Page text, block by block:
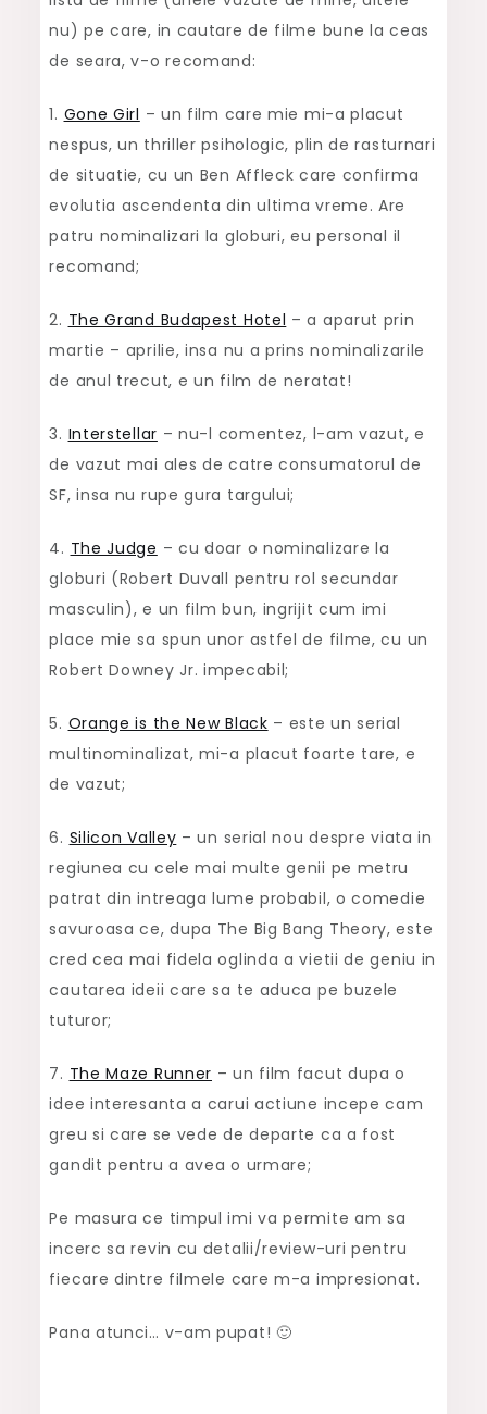
nu) pe care, in cautare de filme bune la ceas
de seara, v-o recomand:
1. Gone Girl – un film care mie mi-a placut
nespus, un thriller psihologic, plin de rasturnari
de situatie, cu un Ben Affleck care confirma
evolutia ascendenta din ultima vreme. Are
patru nominalizari la globuri, eu personal il
recomand;
2. The Grand Budapest Hotel – a aparut prin
martie – aprilie, insa nu a prins nominalizarile
de anul trecut, e un film de neratat!
3. Interstellar – nu-l comentez, l-am vazut, e
de vazut mai ales de catre consumatorul de
SF, insa nu rupe gura targului;
4. The Judge – cu doar o nominalizare la
globuri (Robert Duvall pentru rol secundar
masculin), e un film bun, ingrijit cum imi
place mie sa spun unor astfel de filme, cu un
Robert Downey Jr. impecabil;
5. Orange is the New Black – este un serial
multinominalizat, mi-a placut foarte tare, e
de vazut;
6. Silicon Valley – un serial nou despre viata in
regiunea cu cele mai multe genii pe metru
patrat din intreaga lume probabil, o comedie
savuroasa ce, dupa The Big Bang Theory, este
cred cea mai fidela oglinda a vietii de geniu in
cautarea ideii care sa te aduca pe buzele
tuturor;
7. The Maze Runner – un film facut dupa o
idee interesanta a carui actiune incepe cam
greu si care se vede de departe ca a fost
gandit pentru a avea o urmare;
Pe masura ce timpul imi va permite am sa
incerc sa revin cu detalii/review-uri pentru
fiecare dintre filmele care m-a impresionat.
Pana atunci… v-am pupat! 🙂